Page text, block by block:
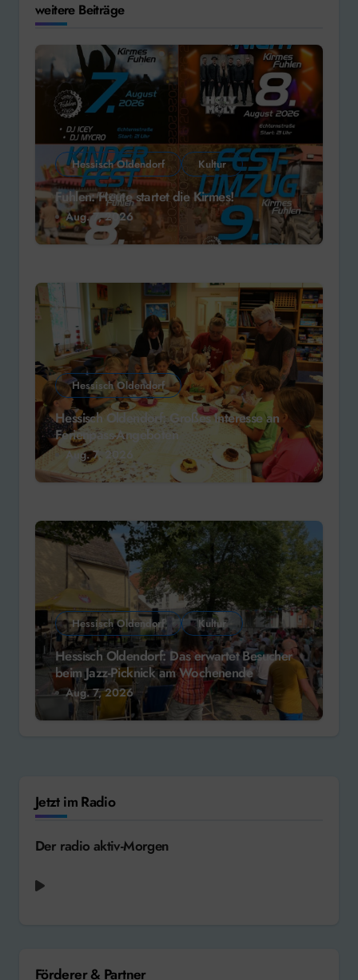
weitere Beiträge
Hessisch Oldendorf Kultur
Fuhlen: Heute startet die Kirmes!
Aug. 7, 2026
Hessisch Oldendorf
Hessisch Oldendorf: Großes Interesse an
Ferienpass-Angeboten
Aug. 7, 2026
Hessisch Oldendorf Kultur
Hessisch Oldendorf: Das erwartet Besucher
beim Jazz-Picknick am Wochenende
Aug. 7, 2026
Jetzt im Radio
Der radio aktiv-Morgen
Förderer & Partner